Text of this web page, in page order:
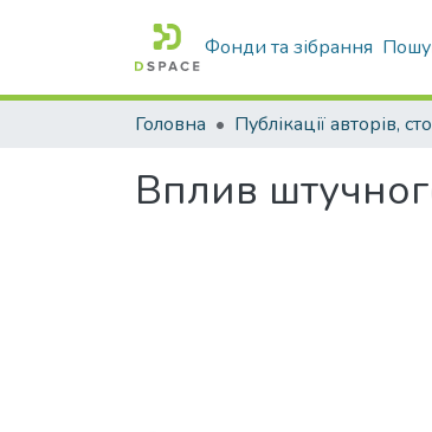
Фонди та зібрання
Головна
Вплив